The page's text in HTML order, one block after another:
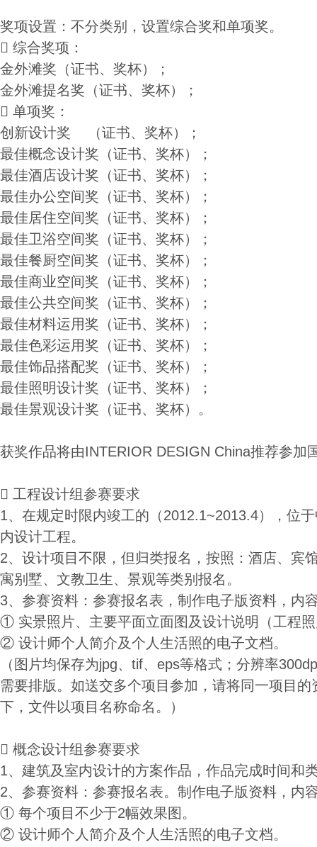
奖项设置：不分类别，设置综合奖和单项奖。
 综合奖项：
金外滩奖（证书、奖杯）；
金外滩提名奖（证书、奖杯）；
 单项奖：
创新设计奖 （证书、奖杯）；
最佳概念设计奖（证书、奖杯）；
最佳酒店设计奖（证书、奖杯）；
最佳办公空间奖（证书、奖杯）；
最佳居住空间奖（证书、奖杯）；
最佳卫浴空间奖（证书、奖杯）；
最佳餐厨空间奖（证书、奖杯）；
最佳商业空间奖（证书、奖杯）；
最佳公共空间奖（证书、奖杯）；
最佳材料运用奖（证书、奖杯）；
最佳色彩运用奖（证书、奖杯）；
最佳饰品搭配奖（证书、奖杯）；
最佳照明设计奖（证书、奖杯）；
最佳景观设计奖（证书、奖杯）。
获奖作品将由INTERIOR DESIGN China推荐参加
 工程设计组参赛要求
1、在规定时限内竣工的（2012.1~2013.4），位
内设计工程。
2、设计项目不限，但归类报名，按照：酒店、宾
寓别墅、文教卫生、景观等类别报名。
3、参赛资料：参赛报名表，制作电子版资料，内
① 实景照片、主要平面立面图及设计说明（工程
② 设计师个人简介及个人生活照的电子文档。
（图片均保存为jpg、tif、eps等格式；分辨率
需要排版。如送交多个项目参加，请将同一项目
下，文件以项目名称命名。）
 概念设计组参赛要求
1、建筑及室内设计的方案作品，作品完成时间和
2、参赛资料：参赛报名表。制作电子版资料，内
① 每个项目不少于2幅效果图。
② 设计师个人简介及个人生活照的电子文档。